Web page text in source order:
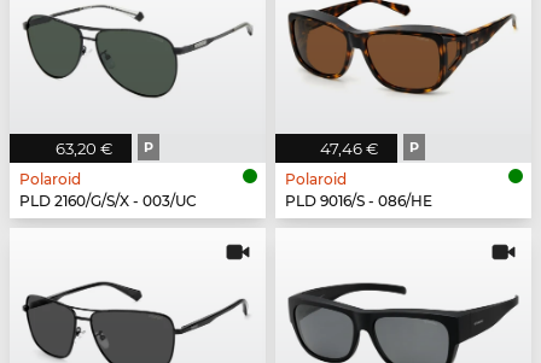
63,20 € P
Polaroid
PLD 2160/G/S/X - 003/UC
47,46 € P
Polaroid
PLD 9016/S - 086/HE